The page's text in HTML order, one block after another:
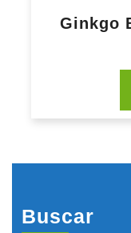
Ginkgo
Buscar